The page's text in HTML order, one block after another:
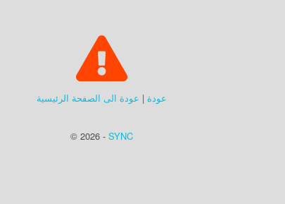
عودة | عودة الى الصفحة الرئيسية
© 2026 - SYNC